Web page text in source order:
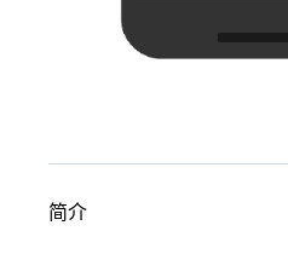
简介